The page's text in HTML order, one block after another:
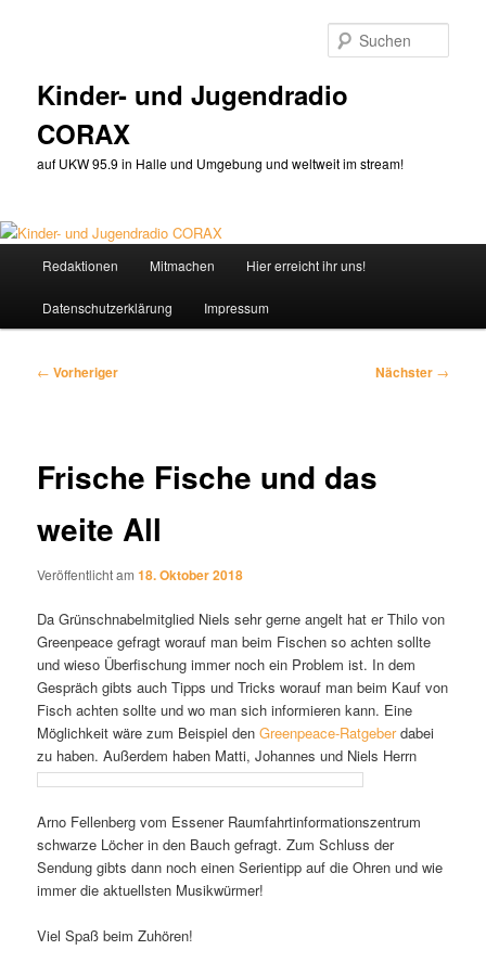
Kinder- und Jugendradio
CORAX
auf UKW 95.9 in Halle und Umgebung und weltweit im stream!
Redaktionen Mitmachen Hier erreicht ihr uns!
Datenschutzerklärung Impressum
Beitragsnavigation
← Vorheriger Nächster →
Frische Fische und das
weite All
Veröffentlicht am18. Oktober 2018
Da Grünschnabelmitglied Niels sehr gerne angelt hat er Thilo von
Greenpeace gefragt worauf man beim Fischen so achten sollte
und wieso Überfischung immer noch ein Problem ist. In dem
Gespräch gibts auch Tipps und Tricks worauf man beim Kauf von
Fisch achten sollte und wo man sich informieren kann. Eine
Möglichkeit wäre zum Beispiel denGreenpeace-Ratgeberdabei
zu haben. Außerdem haben Matti, Johannes und Niels Herrn
Arno Fellenberg vom Essener Raumfahrtinformationszentrum
schwarze Löcher in den Bauch gefragt. Zum Schluss der
Sendung gibts dann noch einen Serientipp auf die Ohren und wie
immer die aktuellsten Musikwürmer!
Viel Spaß beim Zuhören!